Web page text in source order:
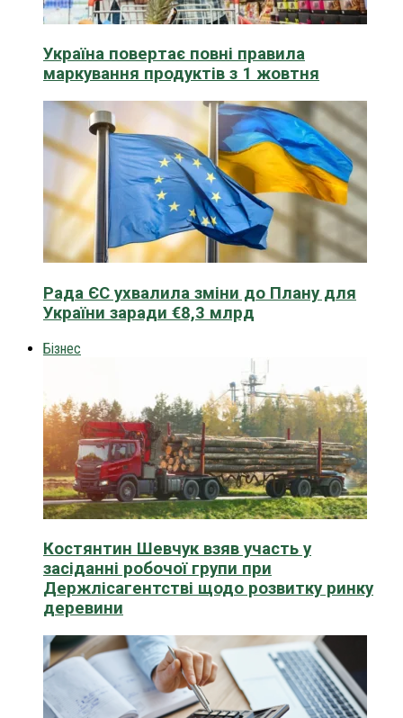
Україна повертає повні правила
маркування продуктів з 1 жовтня
Рада ЄС ухвалила зміни до Плану для
України заради €8,3 млрд
Бізнес
Костянтин Шевчук взяв участь у
засіданні робочої групи при
Держлісагентстві щодо розвитку ринку
деревини